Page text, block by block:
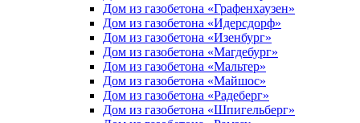
Дом из газобетона «Графенхаузен»
Дом из газобетона «Идерсдорф»
Дом из газобетона «Изенбург»
Дом из газобетона «Магдебург»
Дом из газобетона «Мальтер»
Дом из газобетона «Майшос»
Дом из газобетона «Радеберг»
Дом из газобетона «Шпигельберг»